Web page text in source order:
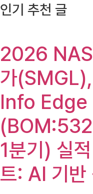
인기 추천 글
2026
가
Info
1분기) 실
트: AI 기